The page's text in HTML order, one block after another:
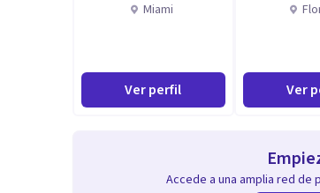
Miami
Ver perfil Ver
Accede a una amplia red de